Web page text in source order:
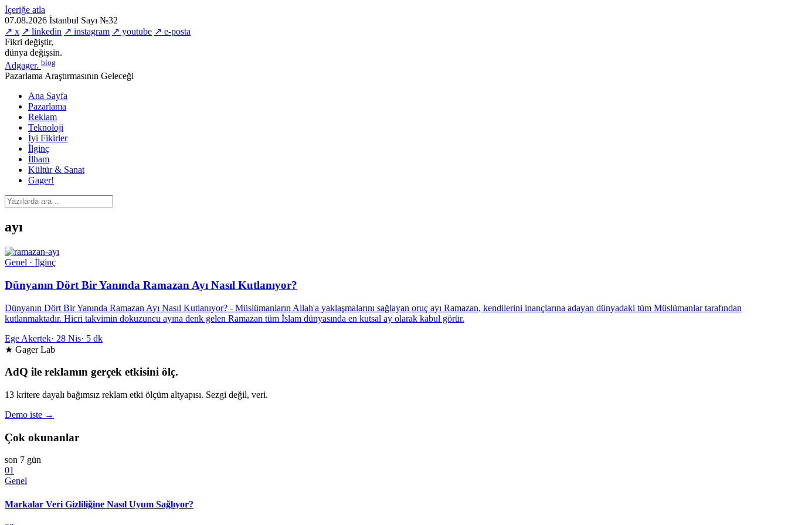
İçeriğe atla
07.08.2026 İstanbul Sayı №32
↗ x ↗ linkedin ↗ instagram ↗ youtube ↗ e-posta
Fikri değiştir,
dünya değişsin.
Adgager. blog
Pazarlama Araştırmasının Geleceği
Ana Sayfa
Pazarlama
Reklam
Teknoloji
İyi Fikirler
İlginç
İlham
Kültür & Sanat
Gager!
ayı
Genel · İlginç
Dünyanın Dört Bir Yanında Ramazan Ayı Nasıl Kutlanıyor?
Dünyanın Dört Bir Yanında Ramazan Ayı Nasıl Kutlanıyor? - Müslümanların Allah'a yaklaşmalarını sağlayan oruç ayı Ramazan, kendilerini inançlarına adayan dünyadaki tüm Müslümanlar tarafından
kutlanmaktadır. Hicri takvimin dokuzuncu ayına denk gelen Ramazan tüm İslam dünyasında en kutsal ay olarak kabul görür.
Ege Akertek· 28 Nis· 5 dk
★ Gager Lab
AdQ ile reklamın gerçek etkisini ölç.
13 kritere dayalı bağımsız reklam etki ölçüm altyapısı. Sezgi değil, veri.
Demo iste →
Çok okunanlar
son 7 gün
01
Genel
Markalar Veri Gizliliğine Nasıl Uyum Sağlıyor?